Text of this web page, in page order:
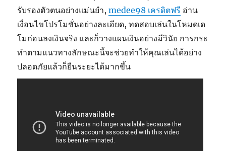
รับรองตัวตนอย่างแม่นยำ,medee98 เครดิตฟรี อ่าน
เงื่อนไขโปรโมชั่นอย่างละเอียด, ทดสอบเล่นในโหมดเด
โมก่อนลงเงินจริง และก็วางแผนเงินอย่างมีวินัย การกระ
ทำตามแนวทางลักษณะนี้จะช่วยทำให้คุณเล่นได้อย่าง
ปลอดภัยแล้วก็ยืนระยะได้มากขึ้น